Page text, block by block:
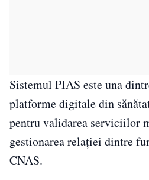
Sistemul PIAS este una
platforme digitale din
pentru validarea serviciilor
gestionarea relației dintre
CNAS.